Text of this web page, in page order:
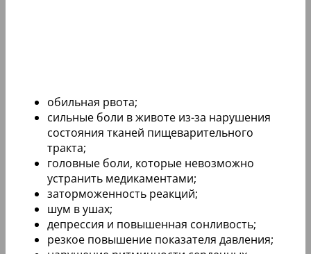
обильная рвота;
сильные боли в животе из-за нарушения
состояния тканей пищеварительного
тракта;
головные боли, которые невозможно
устранить медикаментами;
заторможенность реакций;
шум в ушах;
депрессия и повышенная сонливость;
резкое повышение показателя давления;